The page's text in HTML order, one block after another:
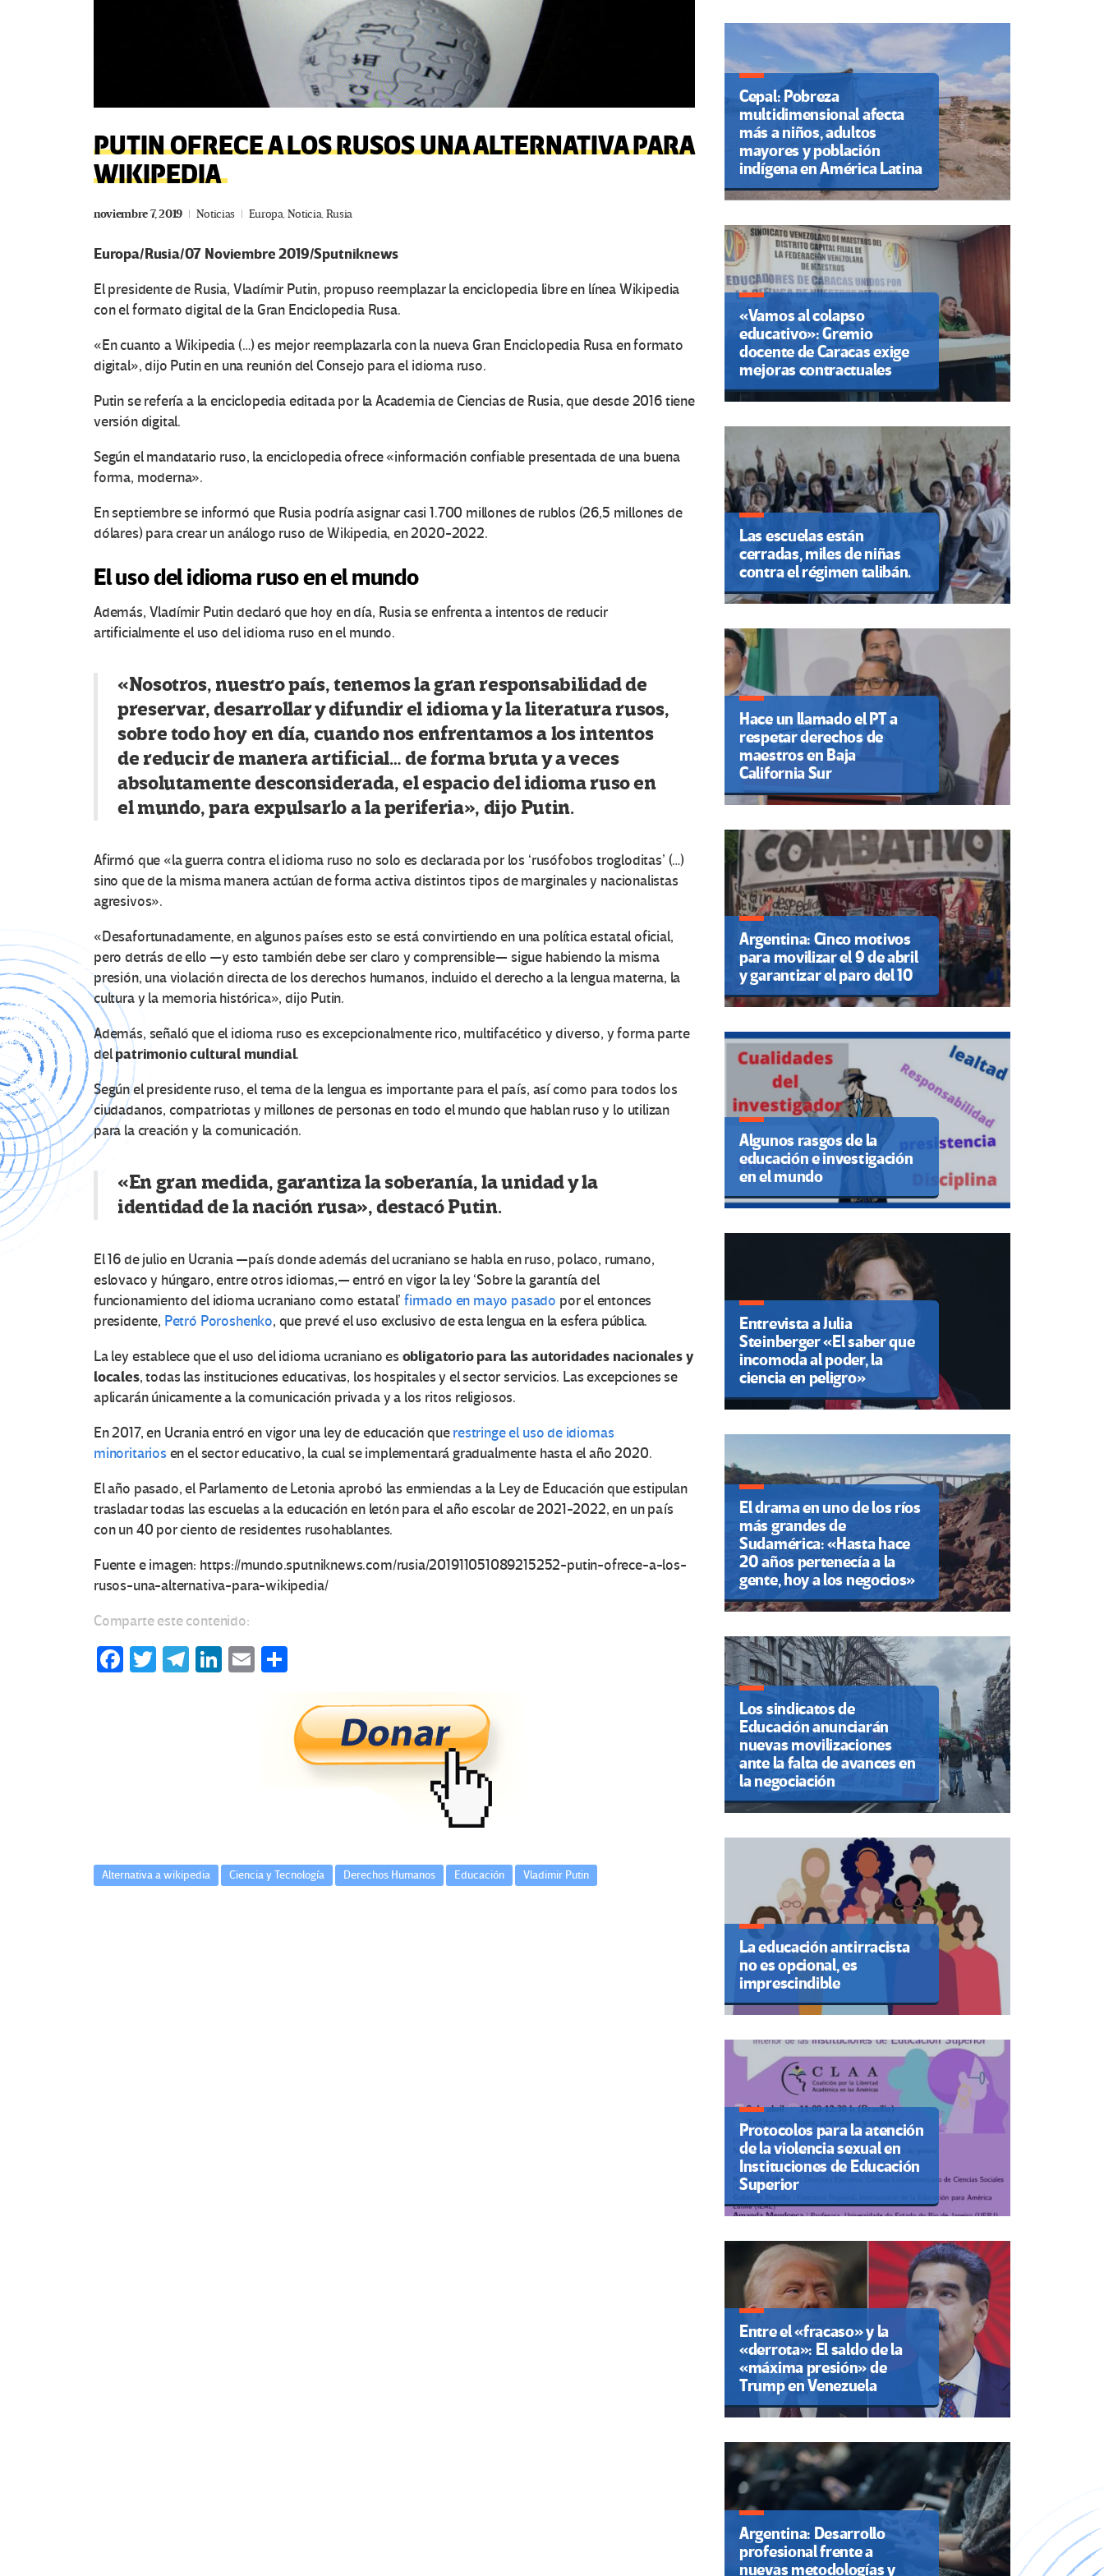
PUTIN OFRECE A LOS RUSOS UNA ALTERNATIVA PARA
WIKIPEDIA
noviembre 7, 2019 Noticias Europa,Noticia,Rusia
Europa/Rusia/07 Noviembre 2019/Sputniknews
El presidente de Rusia, Vladímir Putin, propuso reemplazar la enciclopedia libre en línea Wikipedia
con el formato digital de la Gran Enciclopedia Rusa.
«En cuanto a Wikipedia (…) es mejor reemplazarla con la nueva Gran Enciclopedia Rusa en formato
digital», dijo Putin en una reunión del Consejo para el idioma ruso.
Putin se refería a la enciclopedia editada por la Academia de Ciencias de Rusia, que desde 2016 tiene
versión digital.
Según el mandatario ruso, la enciclopedia ofrece «información confiable presentada de una buena
forma, moderna».
En septiembre se informó que Rusia podría asignar casi 1.700 millones de rublos (26,5 millones de
dólares) para crear un análogo ruso de Wikipedia, en 2020-2022.
El uso del idioma ruso en el mundo
Además, Vladímir Putin declaró que hoy en día, Rusia se enfrenta a intentos de reducir
artificialmente el uso del idioma ruso en el mundo.
«Nosotros, nuestro país, tenemos la gran responsabilidad de
preservar, desarrollar y difundir el idioma y la literatura rusos,
sobre todo hoy en día, cuando nos enfrentamos a los intentos
de reducir de manera artificial… de forma bruta y a veces
absolutamente desconsiderada, el espacio del idioma ruso en
el mundo, para expulsarlo a la periferia», dijo Putin.
Afirmó que «la guerra contra el idioma ruso no solo es declarada por los ‘rusófobos trogloditas’ (…)
sino que de la misma manera actúan de forma activa distintos tipos de marginales y nacionalistas
agresivos».
«Desafortunadamente, en algunos países esto se está convirtiendo en una política estatal oficial,
pero detrás de ello —y esto también debe ser claro y comprensible— sigue habiendo la misma
presión, una violación directa de los derechos humanos, incluido el derecho a la lengua materna, la
cultura y la memoria histórica», dijo Putin.
Además, señaló que el idioma ruso es excepcionalmente rico, multifacético y diverso, y forma parte
delpatrimonio cultural mundial.
Según el presidente ruso, el tema de la lengua es importante para el país, así como para todos los
ciudadanos, compatriotas y millones de personas en todo el mundo que hablan ruso y lo utilizan
para la creación y la comunicación.
«En gran medida, garantiza la soberanía, la unidad y la
identidad de la nación rusa», destacó Putin.
El 16 de julio en Ucrania —país donde además del ucraniano se habla en ruso, polaco, rumano,
eslovaco y húngaro, entre otros idiomas,— entró en vigor la ley ‘Sobre la garantía del
funcionamiento del idioma ucraniano como estatal’firmado en mayo pasado por el entonces
presidente, Petró Poroshenko, que prevé el uso exclusivo de esta lengua en la esfera pública.
​La ley establece que el uso del idioma ucraniano es obligatorio para las autoridades nacionales y
locales, todas las instituciones educativas, los hospitales y el sector servicios. Las excepciones se
aplicarán únicamente a la comunicación privada y a los ritos religiosos.
En 2017, en Ucrania entró en vigor una ley de educación querestringe el uso de idiomas
minoritarios en el sector educativo, la cual se implementará gradualmente hasta el año 2020.
El año pasado, el Parlamento de Letonia aprobó las enmiendas a la Ley de Educación que estipulan
trasladar todas las escuelas a la educación en letón para el año escolar de 2021-2022, en un país
con un 40 por ciento de residentes rusohablantes.
Fuente e imagen: https://mundo.sputniknews.com/rusia/201911051089215252-putin-ofrece-a-los-
rusos-una-alternativa-para-wikipedia/
Comparte este contenido:
Fa T
Te Li
E
m
p
ar
Alternativa a wikipedia Ciencia y Tecnología Derechos Humanos Educación Vladimir Putin
Cepal: Pobreza
multidimensional afecta
más a niños, adultos
mayores y población
indígena en América Latina
«Vamos al colapso
educativo»: Gremio
docente de Caracas exige
mejoras contractuales
Las escuelas están
cerradas, miles de niñas
contra el régimen talibán.
Hace un llamado el PT a
respetar derechos de
maestros en Baja
California Sur
Argentina: Cinco motivos
para movilizar el 9 de abril
y garantizar el paro del 10
Algunos rasgos de la
educación e investigación
en el mundo
Entrevista a Julia
Steinberger «El saber que
incomoda al poder, la
ciencia en peligro»
El drama en uno de los ríos
más grandes de
Sudamérica: «Hasta hace
20 años pertenecía a la
gente, hoy a los negocios»
Los sindicatos de
Educación anunciarán
nuevas movilizaciones
ante la falta de avances en
la negociación
La educación antirracista
no es opcional, es
imprescindible
Protocolos para la atención
de la violencia sexual en
Instituciones de Educación
Superior
Entre el «fracaso» y la
«derrota»: El saldo de la
«máxima presión» de
Trump en Venezuela
Argentina: Desarrollo
profesional frente a
nuevas metodologías y